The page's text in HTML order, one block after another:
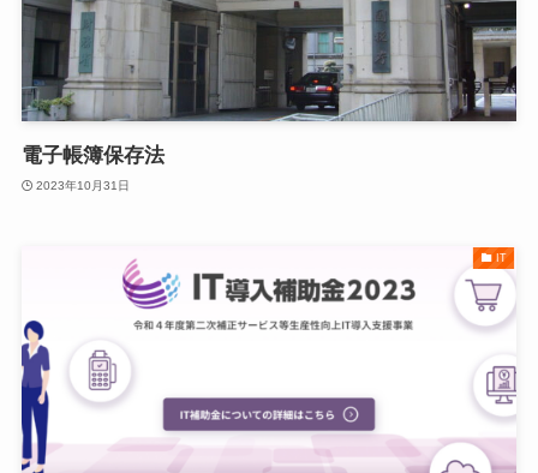
電子帳簿保存法
2023年10月31日
IT